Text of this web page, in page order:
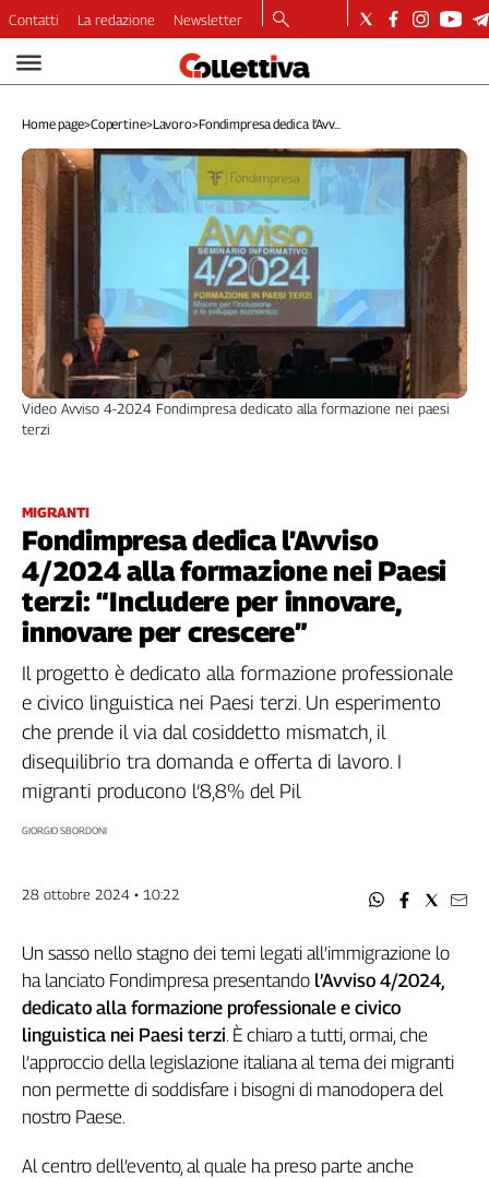
Video
Dirette
Longform
Copertine
Economia
Lavoro
Ambiente
Diritti
Welfare
Italia
Internazionale
Culture
Filctem
Fillea
Fiom
Fisac
Flai
Flc
Fp
Nidil
Slc
G8
di
Genova,
il
sangue
della
ragione
120
Cgil
Contatti La redazione Newsletter
Home page>Copertine>Lavoro>Fondimpresa dedica l’Avv...
MIGRANTI
Fondimpresa dedica l’Avviso
4/2024 alla formazione nei Paesi
terzi: “Includere per innovare,
innovare per crescere”
Video Avviso 4-2024 Fondimpresa dedicato alla formazione nei paesi
terzi
Il progetto è dedicato alla formazione professionale
e civico linguistica nei Paesi terzi. Un esperimento
che prende il via dal cosiddetto mismatch, il
disequilibrio tra domanda e offerta di lavoro. I
migranti producono l’8,8% del Pil
GIORGIO SBORDONI
28 ottobre 2024 • 10:22
Un sasso nello stagno dei temi legati all’immigrazione lo
ha lanciato Fondimpresa presentando l’Avviso 4/2024,
dedicato alla formazione professionale e civico
linguistica nei Paesi terzi. È chiaro a tutti, ormai, che
l’approccio della legislazione italiana al tema dei migranti
non permette di soddisfare i bisogni di manodopera del
nostro Paese.
Al centro dell’evento, al quale ha preso parte anche